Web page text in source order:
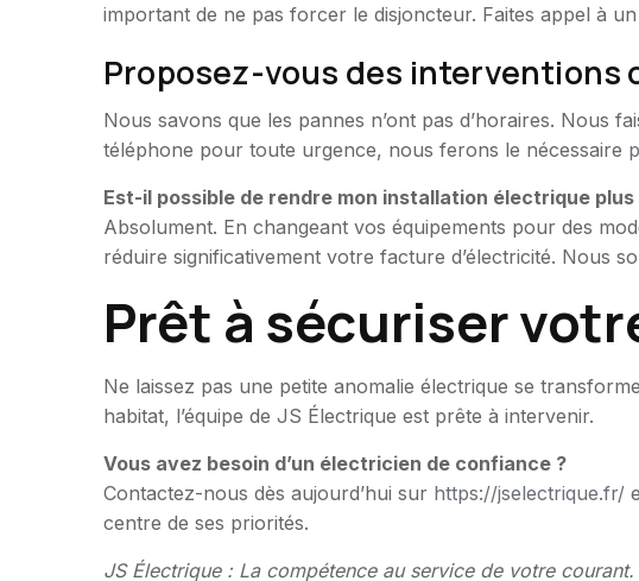
important de ne pas forcer le disjoncteur. Faites appel à
Proposez-vous des interventions
Nous savons que les pannes n’ont pas d’horaires. Nous
téléphone pour toute urgence, nous ferons le nécessaire
Est-il possible de rendre mon installation électrique plus
Absolument. En changeant vos équipements pour des
réduire significativement votre facture d’électricité. Nous
Prêt à sécuriser
Ne laissez pas une petite anomalie électrique se
habitat, l’équipe de JS Électrique est prête à intervenir.
Vous avez besoin d’un électricien de confiance ?
Contactez-nous dès aujourd’hui sur https://jselectrique.fr/
centre de ses priorités.
JS Électrique : La compétence au service de votre courant.